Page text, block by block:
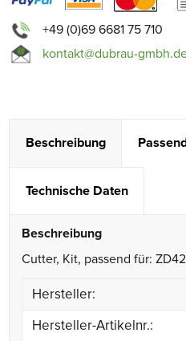
+49 (0)69 6681 75 710
kontakt@dubrau-
Beschreibung
Technische Daten
Beschreibung
Cutter, Kit, passend für:
Hersteller:
Hersteller-Artikelnr.: